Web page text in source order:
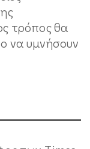
τρόπος θα
να υμνήσουν